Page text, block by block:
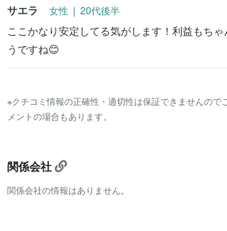
サエラ 女性 | 20代後半
ここかなり安定してる気がします！利益もち
うですね😊
※クチコミ情報の正確性・適切性は保証できませんので
メントの場合もあります。
関係会社
関係会社の情報はありません。